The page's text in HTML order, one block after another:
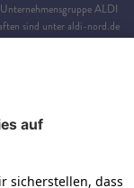
ALDI
sind unteraldi-nord.de
zur Verfügung.
45476 Mülheim. Firma
Service-Nummer 0
Tarif (Starter-Set einm.: